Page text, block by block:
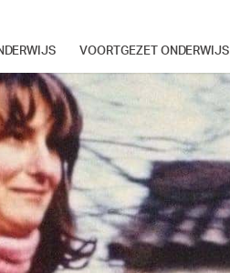
VOORTGEZET ONDERWIJS